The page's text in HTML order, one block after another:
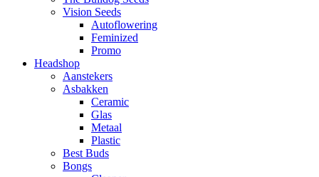
Vision Seeds
Autoflowering
Feminized
Promo
Headshop
Aanstekers
Asbakken
Ceramic
Glas
Metaal
Plastic
Best Buds
Bongs